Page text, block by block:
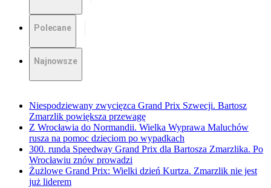
Polecane
Najnowsze
Niespodziewany zwycięzca Grand Prix Szwecji. Bartosz
Zmarzlik powiększa przewagę
Z Wrocławia do Normandii. Wielka Wyprawa Maluchów
rusza na pomoc dzieciom po wypadkach
300. runda Speedway Grand Prix dla Bartosza Zmarzlika. Po
Wrocławiu znów prowadzi
Żużlowe Grand Prix: Wielki dzień Kurtza. Zmarzlik nie jest
już liderem